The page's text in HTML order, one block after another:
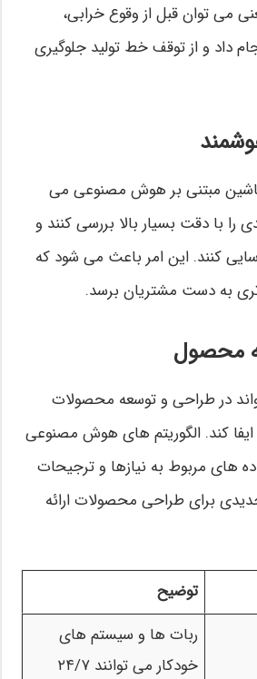
می توان قبل از وقوع خرابی،
داد و از توقف خط تولید جلوگیری
مبتنی بر هوش مصنوعی می
را با دقت بسیار بالا بررسی کنند و
کنند. این امر باعث می شود که
به دست مشتریان برسد.
محصول
در طراحی و توسعه محصولات
کند. الگوریتم های هوش مصنوعی
های مربوط به نیازها و ترجیحات
برای طراحی محصولات ارائه
توضیح
ربات ها و سیستم های
خودکار می توانند ۲۴/۷